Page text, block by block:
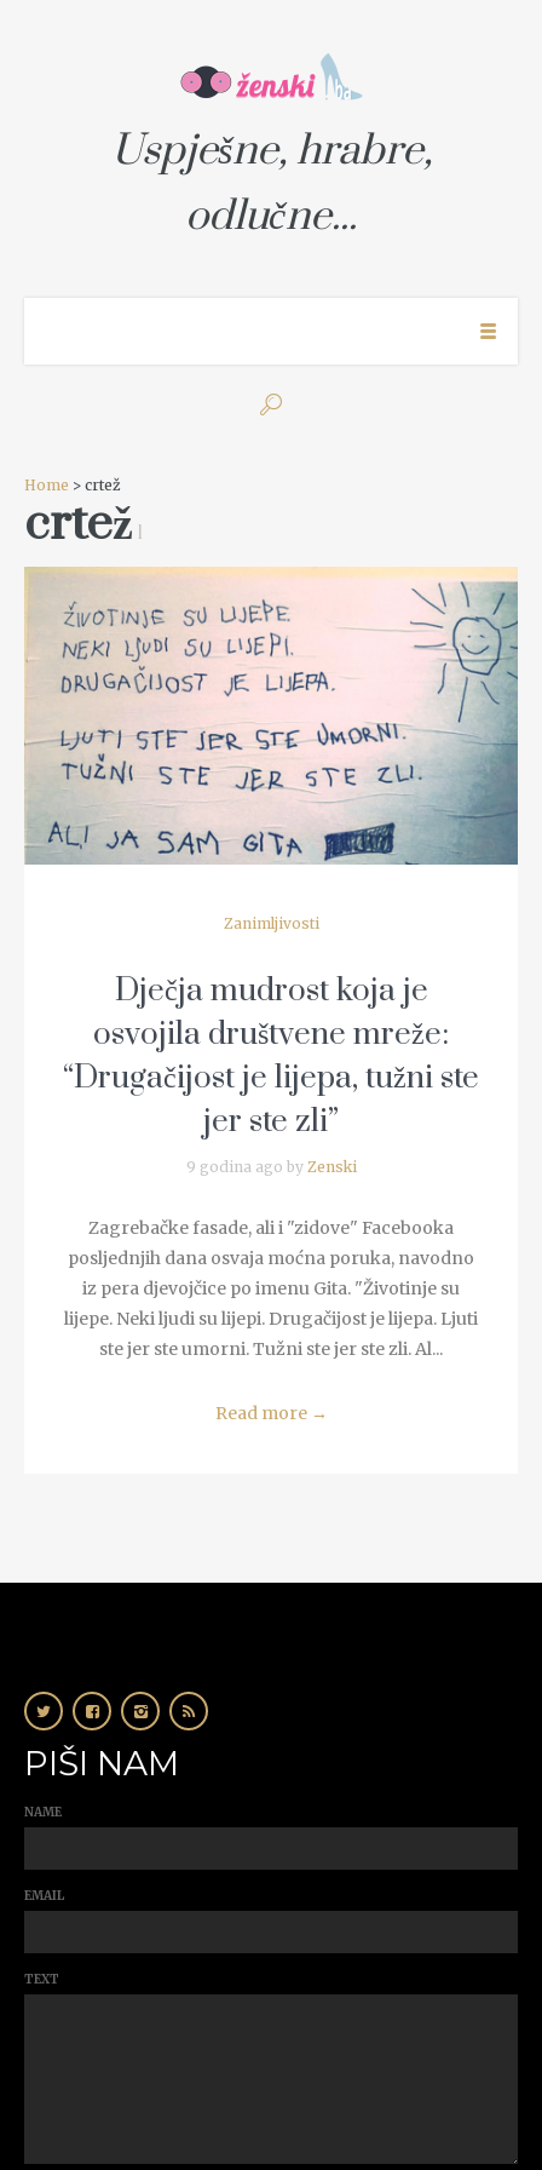
Uspješne, hrabre,
odlučne...
Home > crtež
crtež 1
Zanimljivosti
Dječja mudrost koja je
osvojila društvene mreže:
“Drugačijost je lijepa, tužni ste
jer ste zli”
9 godina ago by Zenski
Zagrebačke fasade, ali i "zidove" Facebooka
posljednjih dana osvaja moćna poruka, navodno
iz pera djevojčice po imenu Gita. "Životinje su
lijepe. Neki ljudi su lijepi. Drugačijost je lijepa. Ljuti
ste jer ste umorni. Tužni ste jer ste zli. Al...
Read more →
PIŠI NAM
NAME
EMAIL
TEXT